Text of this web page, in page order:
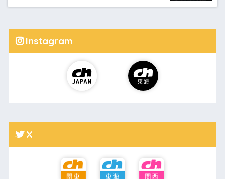
Instagram
X